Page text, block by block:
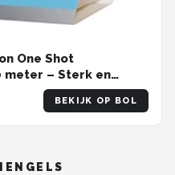
One Shot
meter – Sterk en
/ 3LB (1.36KG)
BEKIJK OP BOL